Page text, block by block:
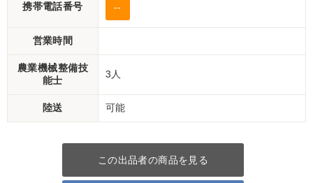
携帯電話番号 --
営業時間
農業機械整備技
能士
3人
陸送 可能
この出品者の商品を見る